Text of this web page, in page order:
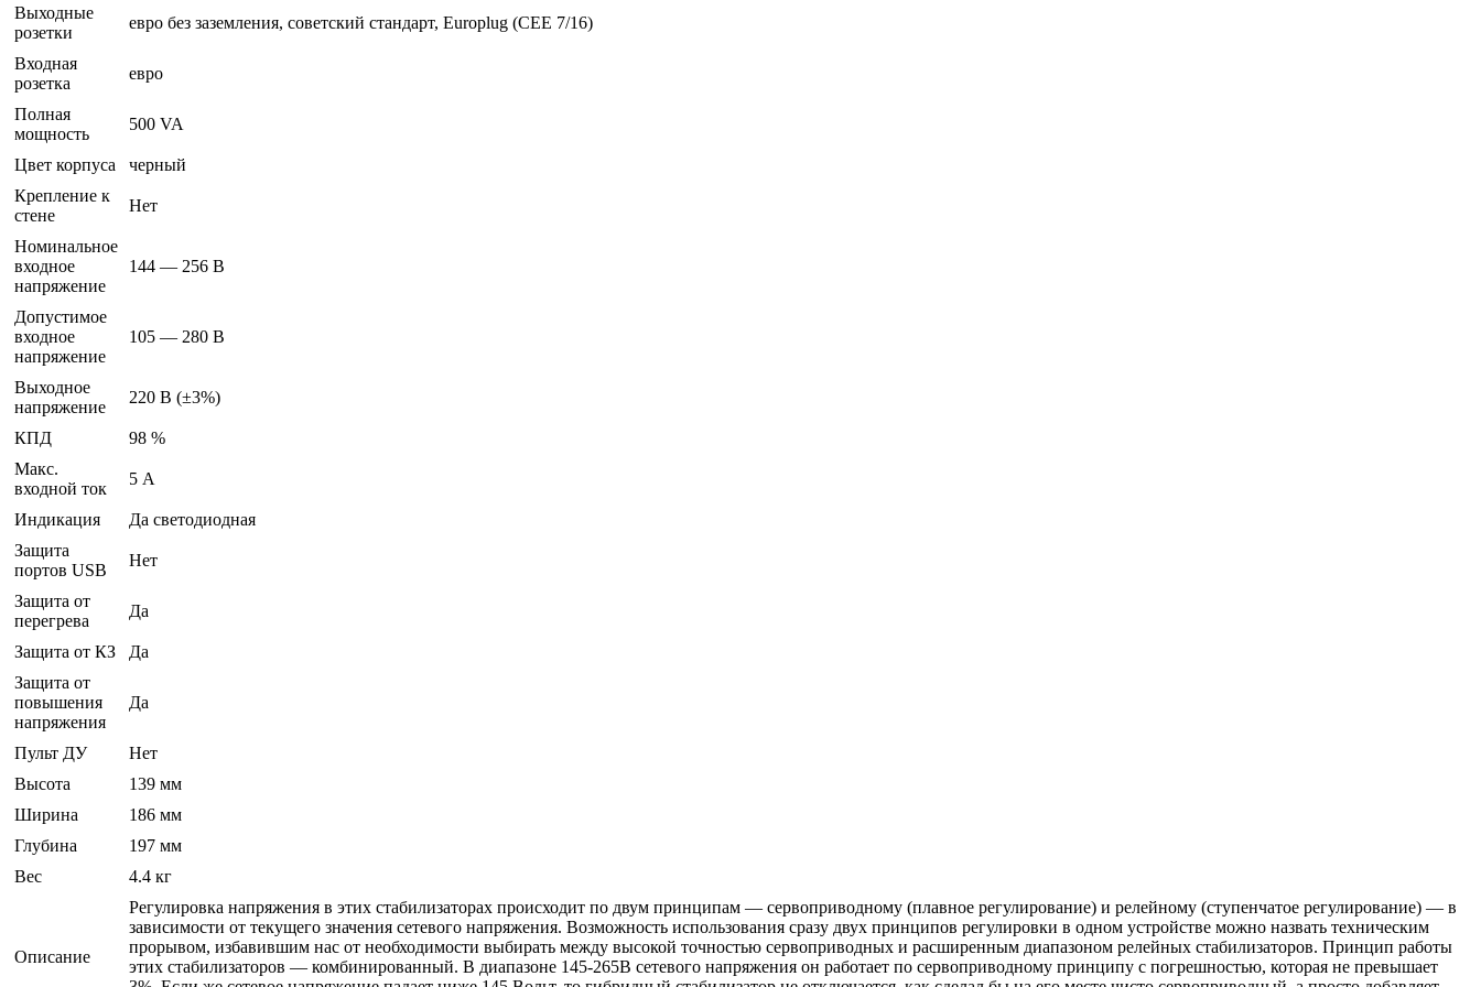
Выходные
розетки
евро без заземления, советский стандарт, Europlug (CEE 7/16)
Входная
розетка
евро
Полная
мощность
500 VA
Цвет корпуса
черный
Крепление к
стене
Нет
Номинальное
входное
напряжение
144 — 256 В
Допустимое
входное
напряжение
105 — 280 В
Выходное
напряжение
220 В (±3%)
КПД
98 %
Макс.
входной ток
5 А
Индикация
Да светодиодная
Защита
портов USB
Нет
Защита от
перегрева
Да
Защита от КЗ
Да
Защита от
повышения
напряжения
Да
Пульт ДУ
Нет
Высота
139 мм
Ширина
186 мм
Глубина
197 мм
Вес
4.4 кг
Описание
Регулировка напряжения в этих стабилизаторах происходит по двум принципам — сервоприводному (плавное регулирование) и релейному (ступенчатое регулирование) — в
зависимости от текущего значения сетевого напряжения. Возможность использования сразу двух принципов регулировки в одном устройстве можно назвать техническим
прорывом, избавившим нас от необходимости выбирать между высокой точностью сервоприводных и расширенным диапазоном релейных стабилизаторов. Принцип работы
этих стабилизаторов — комбинированный. В диапазоне 145-265В сетевого напряжения он работает по сервоприводному принципу с погрешностью, которая не превышает